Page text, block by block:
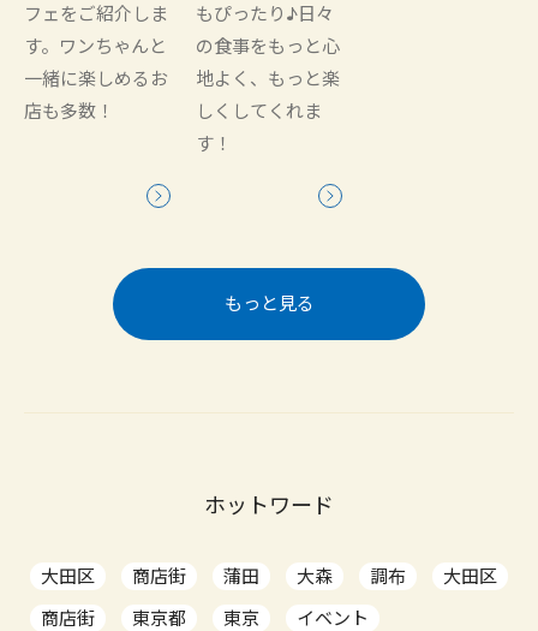
フェをご紹介しま
す。ワンちゃんと
一緒に楽しめるお
店も多数！
もぴったり♪日々
の食事をもっと心
地よく、もっと楽
しくしてくれま
す！
もっと見る
ホットワード
大田区 商店街 蒲田 大森 調布
大田区
商店街
東京都 東京
イベント